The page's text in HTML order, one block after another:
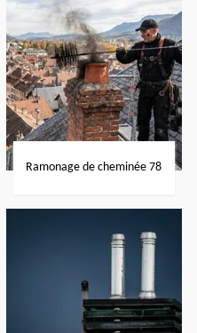
Ramonage de cheminée 78